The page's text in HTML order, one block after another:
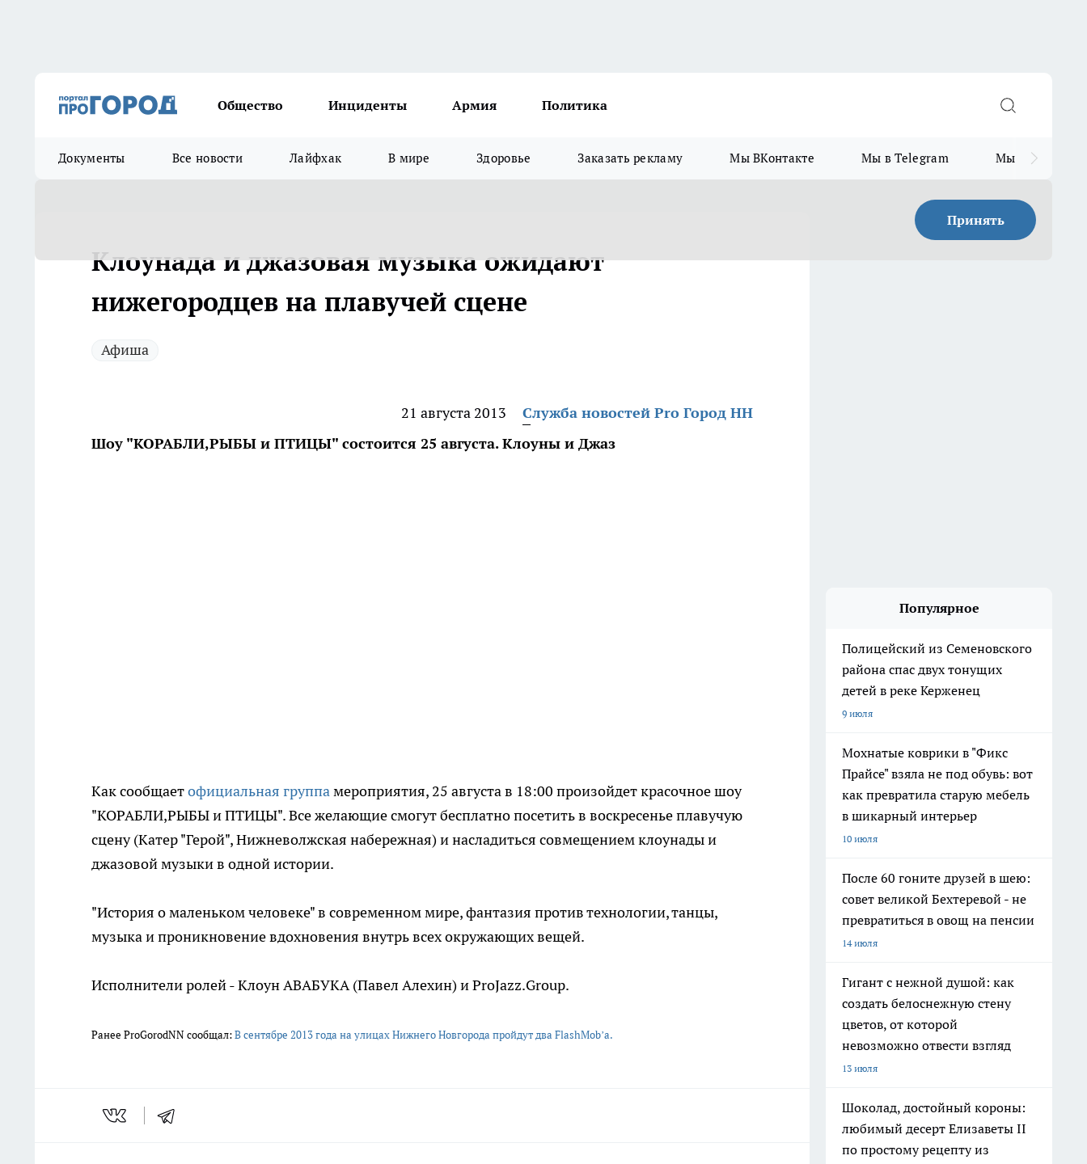
Общество Инциденты Армия Политика
Документы Все новости Лайфхак В мире Здоровье Заказать рекламу Мы ВКонтакте Мы в Telegram Мы в MAX
Принять
Клоунада и джазовая музыка ожидают
нижегородцев на плавучей сцене
Афиша
21 августа 2013
Служба новостей Pro Город НН
Шоу "КОРАБЛИ,РЫБЫ и ПТИЦЫ" состоится 25 августа. Клоуны и Джаз
Как сообщаетофициальная группамероприятия, 25 августа в 18:00 произойдет красочное шоу
"КОРАБЛИ,РЫБЫ и ПТИЦЫ". Все желающие смогут бесплатно посетить в воскресенье плавучую
сцену (Катер "Герой", Нижневолжская набережная) и насладиться совмещением клоунады и
джазовой музыки в одной истории.
"История о маленьком человеке" в современном мире, фантазия против технологии, танцы,
музыка и проникновение вдохновения внутрь всех окружающих вещей.
Исполнители ролей - Клоун АВАБУКА (Павел Алехин) и ProJazz.Group.
Ранее ProGorodNN сообщал:В сентябре 2013 года на улицах Нижнего Новгорода пройдут два FlashMob’а.
Популярное
Полицейский из Семеновского
района спас двух тонущих
детей в реке Керженец
9 июля
Мохнатые коврики в "Фикс
Прайсе" взяла не под обувь: вот
как превратила старую мебель
в шикарный интерьер
10 июля
После 60 гоните друзей в шею:
совет великой Бехтеревой - не
превратиться в овощ на пенсии
14 июля
Гигант с нежной душой: как
создать белоснежную стену
цветов, от которой
невозможно отвести взгляд
13 июля
Шоколад, достойный короны:
любимый десерт Елизаветы II
по простому рецепту из